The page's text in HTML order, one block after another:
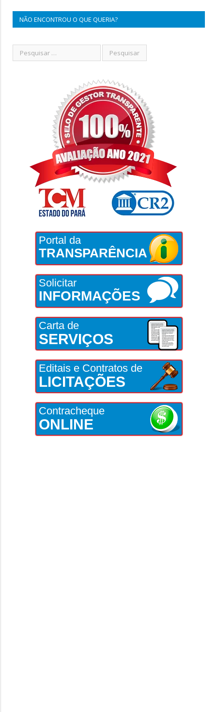
NÃO ENCONTROU O QUE QUERIA?
Portal da
TRANSPARÊNCIA
Solicitar
INFORMAÇÕES
Carta de
SERVIÇOS
Editais e Contratos de
LICITAÇÕES
Contracheque
ONLINE